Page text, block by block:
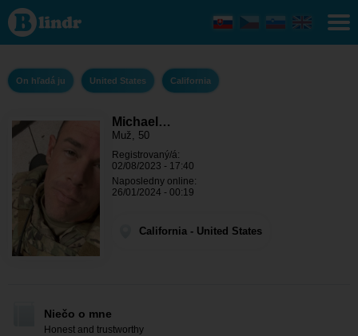
Michael
Bernard -
On hľadá
ju
On hľadá ju United States California
Michael…
Muž, 50
Registrovaný/á:
02/08/2023 - 17:40
Naposledny online:
26/01/2024 - 00:19
California - United States
Niečo o mne
Honest and trustworthy